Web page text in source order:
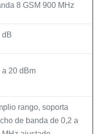
8 GSM 900 MHz
dB
a 20 dBm
rango, soporta
de banda de 0,2 a